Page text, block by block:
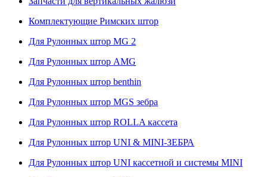
Комплектующие Римских штор
Для Рулонных штор MG 2
Для Рулонных штор AMG
Для Рулонных штор benthin
Для Рулонных штор MGS зебра
Для Рулонных штор ROLLA кассета
Для Рулонных штор UNI & MINI-ЗЕБРА
Для Рулонных штор UNI кассетной и системы MINI